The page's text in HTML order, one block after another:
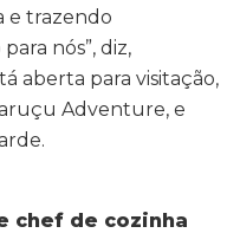
e trazendo
nós”, diz,
aberta para visitação,
Adventure, e
chef de cozinha